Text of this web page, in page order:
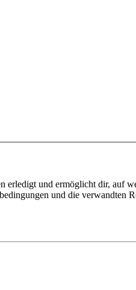
erledigt und ermöglicht dir, auf
und die verwandten